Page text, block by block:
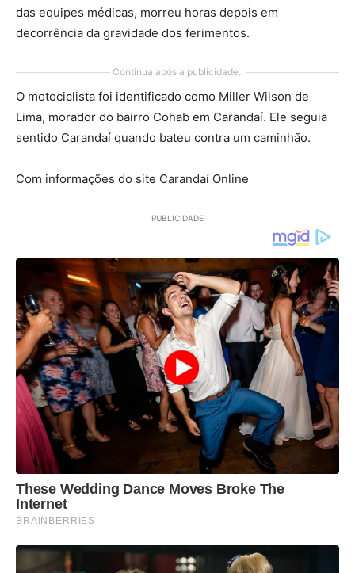
das equipes médicas, morreu horas depois em
decorrência da gravidade dos ferimentos.
Continua após a publicidade..
O motociclista foi identificado como Miller Wilson de
Lima, morador do bairro Cohab em Carandaí. Ele seguia
sentido Carandaí quando bateu contra um caminhão.
Com informações do site Carandaí Online
PUBLICIDADE